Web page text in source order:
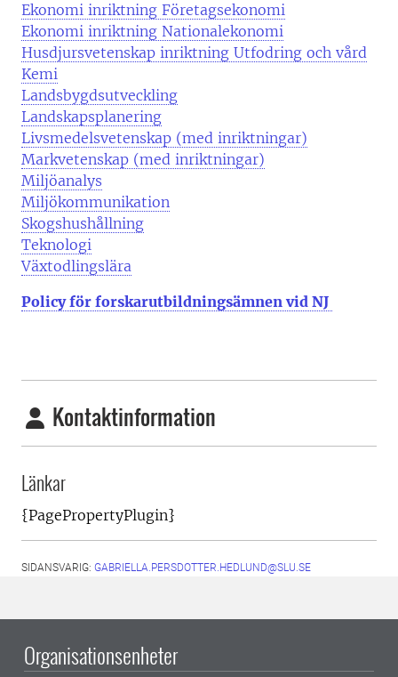
Ekonomi inriktning Företagsekonomi
Ekonomi inriktning Nationalekonomi
Husdjursvetenskap inriktning Utfodring och vård
Kemi
Landsbygdsutveckling
Landskapsplanering
Livsmedelsvetenskap (med inriktningar)
Markvetenskap (med inriktningar)
Miljöanalys
Miljökommunikation
Skogshushållning
Teknologi
Växtodlingslära
Policy för forskarutbildningsämnen vid NJ
Kontaktinformation
Länkar
{PagePropertyPlugin}
SIDANSVARIG: GABRIELLA.PERSDOTTER.HEDLUND@SLU.SE
Organisationsenheter